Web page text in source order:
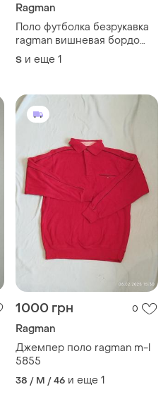
Ragman
Поло футболка безрукавка
ragman вишневая бордо
марсала
S и еще 1
1000 грн 0
Ragman
Джемпер поло ragman m-l
5855
38 / M / 46 и еще 1